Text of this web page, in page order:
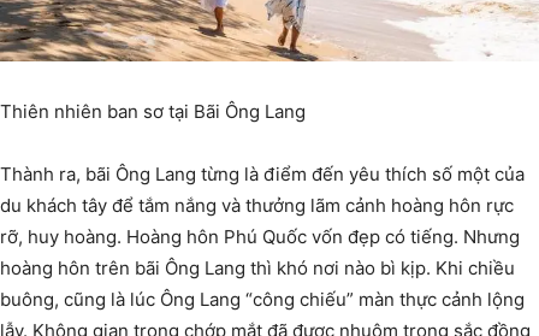
Thiên nhiên ban sơ tại Bãi Ông Lang
Thành ra, bãi Ông Lang từng là điểm đến yêu thích số một của
du khách tây để tắm nắng và thưởng lãm cảnh hoàng hôn rực
rỡ, huy hoàng. Hoàng hôn Phú Quốc vốn đẹp có tiếng. Nhưng
hoàng hôn trên bãi Ông Lang thì khó nơi nào bì kịp. Khi chiều
buông, cũng là lúc Ông Lang “công chiếu” màn thực cảnh lộng
lẫy. Không gian trong chớp mắt đã được nhuộm trong sắc đồng